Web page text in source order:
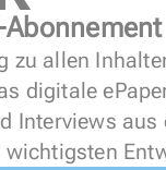
Abonnement
zu allen
digitale
Interviews aus